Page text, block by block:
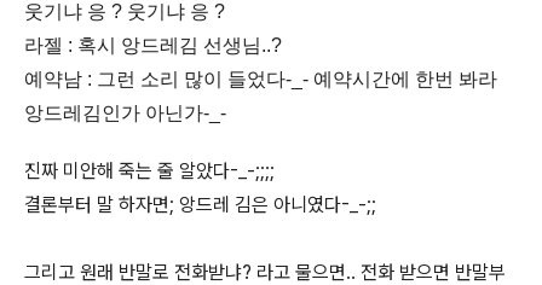
웃기냐 응 ? 웃기냐 응 ?
라젤 : 혹시 앙드레김 선생님..?
예약남 : 그런 소리 많이 들었다-_- 예약시간에 한번 봐라
앙드레김인가 아닌가-_-
진짜 미안해 죽는 줄 알았다-_-;;;;
결론부터 말 하자면; 앙드레 김은 아니였다-_-;;
그리고 원래 반말로 전화받냐? 라고 물으면.. 전화 받으면 반말부